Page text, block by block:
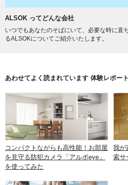
ALSOK ってどんな会社
いつでもあなたのそばにいて、必要な時に直
るALSOKについてご紹介いたします。
あわせてよく読まれています 体験レポー
コンパクトながらも高性能！お部屋
を見守る防犯カメラ「アルボeye」
を使ってみた
我が
索サ